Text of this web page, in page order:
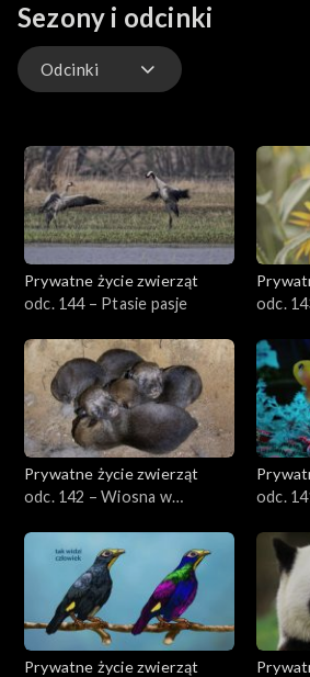
Sezony i odcinki
Odcinki
Prywatne życie zwierząt
odc. 144 – Ptasie pasje
odc.
Prywatne życie zwierząt
odc. 142 – Wiosna w
odc.
Prywatne życie zwierząt